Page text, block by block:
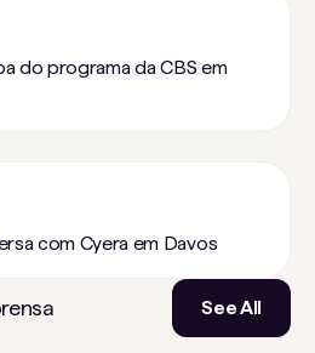
do programa da CBS em
com Cyera em Davos
See All